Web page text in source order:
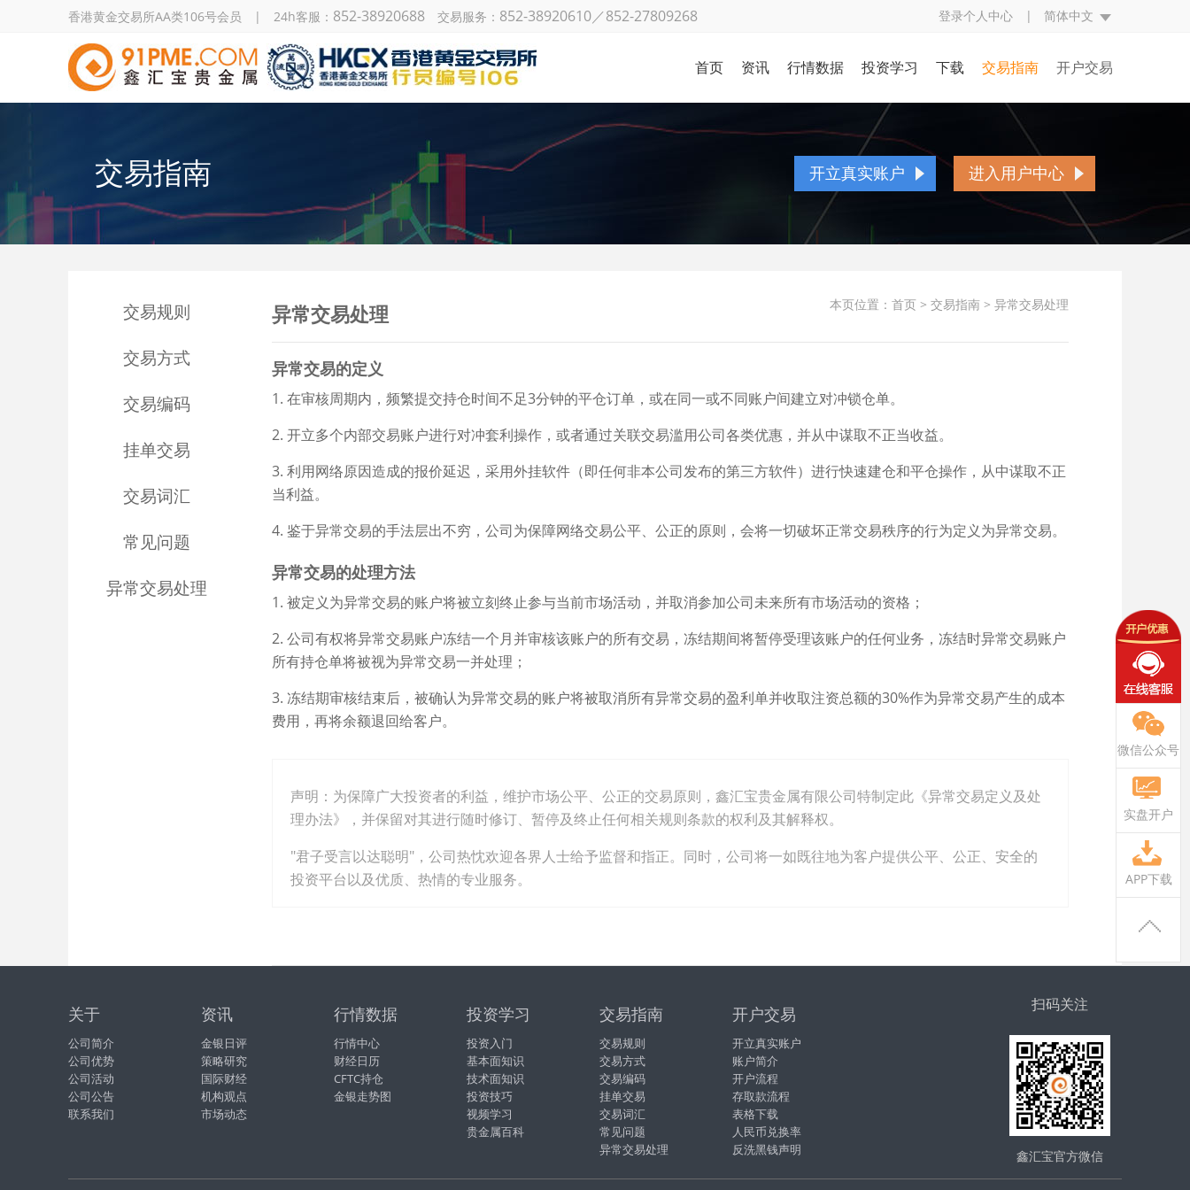
微信公众号
实盘开户
APP下载
香港黄金交易所AA类106号会员 | 24h客服： 852-38920688 交易服务： 852-38920610／852-27809268 简体中文
登录个人中心 |
首页 资讯
策略研究
国际财经
行情数据
财经日历
CFTC持仓
金银走势图
投资学习
投资入门
基本面知识
投资技巧
贵金属百科
下载 交易指南
交易规则
交易方式
交易编码
常见问题
开户交易
账户简介
开户流程
存取款流程
人民币兑换率
交易指南 开立真实账户 进入用户中心
交易规则
交易方式
交易编码
挂单交易
交易词汇
常见问题
异常交易处理
本页位置： 首页 > 交易指南 > 异常交易处理
异常交易处理
异常交易的定义
1. 在审核周期内，频繁提交持仓时间不足3分钟的平仓订单，或在同一或不同账户间建立对冲锁仓单。
2. 开立多个内部交易账户进行对冲套利操作，或者通过关联交易滥用公司各类优惠，并从中谋取不正当收益。
3. 利用网络原因造成的报价延迟，采用外挂软件（即任何非本公司发布的第三方软件）进行快速建仓和平仓操作，从中谋取不正
当利益。
4. 鉴于异常交易的手法层出不穷，公司为保障网络交易公平、公正的原则，会将一切破坏正常交易秩序的行为定义为异常交易。
异常交易的处理方法
1. 被定义为异常交易的账户将被立刻终止参与当前市场活动，并取消参加公司未来所有市场活动的资格；
2. 公司有权将异常交易账户冻结一个月并审核该账户的所有交易，冻结期间将暂停受理该账户的任何业务，冻结时异常交易账户
所有持仓单将被视为异常交易一并处理；
3. 冻结期审核结束后，被确认为异常交易的账户将被取消所有异常交易的盈利单并收取注资总额的30%作为异常交易产生的成本
费用，再将余额退回给客户。
声明：为保障广大投资者的利益，维护市场公平、公正的交易原则，鑫汇宝贵金属有限公司特制定此《异常交易定义及处
理办法》，并保留对其进行随时修订、暂停及终止任何相关规则条款的权利及其解释权。
"君子受言以达聪明"，公司热忱欢迎各界人士给予监督和指正。同时，公司将一如既往地为客户提供公平、公正、安全的
投资平台以及优质、热情的专业服务。
扫码关注
鑫汇宝官方微信
关于
公司简介
公司优势
公司活动
公司公告
联系我们
资讯
金银日评
策略研究
国际财经
机构观点
市场动态
行情数据
行情中心
财经日历
CFTC持仓
金银走势图
投资学习
投资入门
基本面知识
技术面知识
投资技巧
视频学习
贵金属百科
交易指南
交易规则
交易方式
交易编码
挂单交易
交易词汇
常见问题
异常交易处理
开户交易
开立真实账户
账户简介
开户流程
存取款流程
表格下载
人民币兑换率
反洗黑钱声明